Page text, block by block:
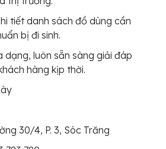
tiết danh sách đồ dùng cần
bị đi sinh.
dạng, luôn sẵn sàng giải đáp
hàng kịp thời.
30/4, P. 3, Sóc Trăng